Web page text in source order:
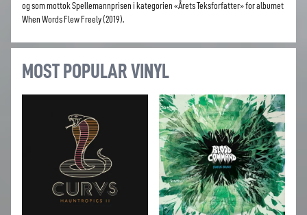
og som mottok Spellemannprisen i kategorien «Årets Teksforfatter» for albumet
When Words Flew Freely (2019).
MOST POPULAR VINYL